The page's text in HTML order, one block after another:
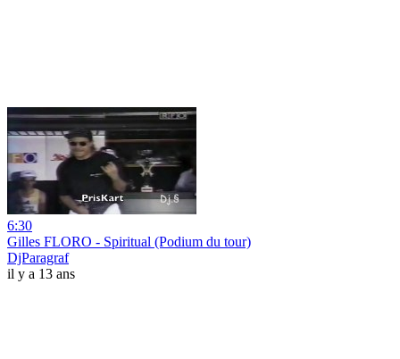
6:30
Gilles FLORO - Spiritual (Podium du tour)
DjParagraf
il y a 13 ans